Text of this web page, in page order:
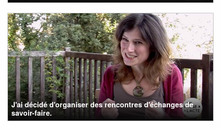
J'ai décidé d'organiser des rencontres d'échanges de
savoir-faire.